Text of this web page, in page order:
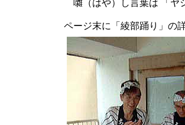
囃（はや）し言葉は 「ヤ
ページ末に「綾部踊り」の